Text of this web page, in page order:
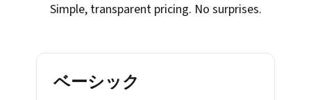
Simple, transparent pricing. No surprises.
ベーシック